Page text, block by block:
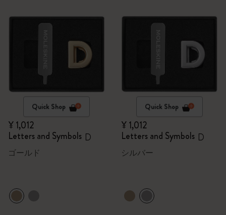
Quick Shop
¥ 1,012
Letters and Symbols D
ゴールド
Quick Shop
¥ 1,012
Letters and Symbols D
シルバー